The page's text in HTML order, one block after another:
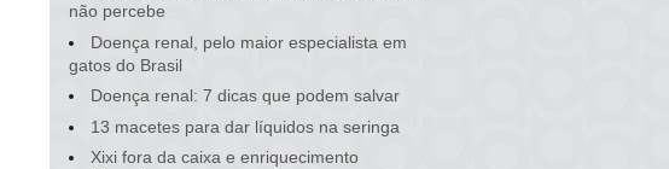
não percebe
Doença renal, pelo maior especialista em
gatos do Brasil
Doença renal: 7 dicas que podem salvar
13 macetes para dar líquidos na seringa
Xixi fora da caixa e enriquecimento